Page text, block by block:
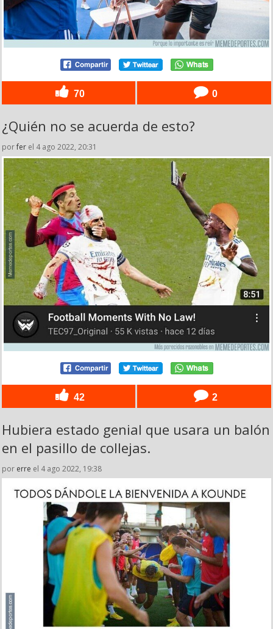
70 0
¿Quién no se acuerda de esto?
porfer el 4 ago 2022, 20:31
42 2
Hubiera estado genial que usara un balón
en el pasillo de collejas.
por erre el 4 ago 2022, 19:38